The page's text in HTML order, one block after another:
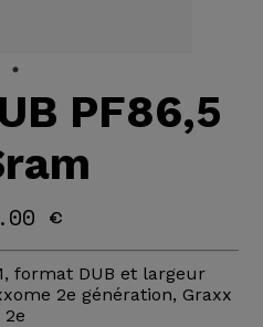
PF86,5
€
format DUB et largeur
2e génération, Graxx
2e